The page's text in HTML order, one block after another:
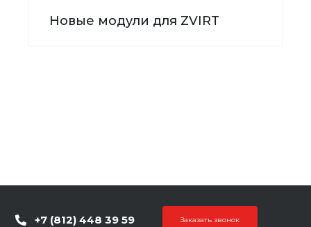
Новые модули для ZVIRT
+7 (812) 448 39 59 Заказать звонок